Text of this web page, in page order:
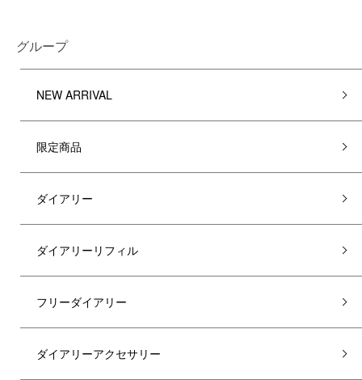
グループ
NEW ARRIVAL
限定商品
ダイアリー
ダイアリーリフィル
フリーダイアリー
ダイアリーアクセサリー